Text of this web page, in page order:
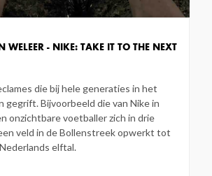
WELEER - NIKE: TAKE IT TO THE NEXT
die bij hele generaties in het
gegrift. Bijvoorbeeld die van Nike in
onzichtbare voetballer zich in drie
veld in de Bollenstreek opwerkt tot
elftal.